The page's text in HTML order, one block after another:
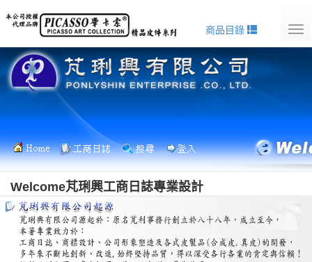
商品目錄
Welcome芃琍興工商日誌專業設計